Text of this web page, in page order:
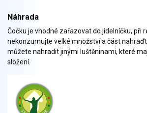
Proteinové výrobky, doplňky stravy
Nápoje nealkoholické
Nápoje alkoholické
Restaurace, jídelny, hotová jídla
Studená kuchyně, lahůdkářské výrobky
Náhrada
Čočku je vhodné zařazovat do jídelníčku, při
nekonzumujte velké množství a část
můžete nahradit jinými luštěninami, které
složení.